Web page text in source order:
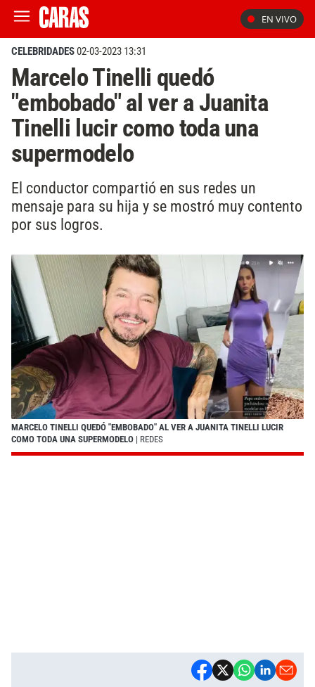
EN VIVO
CELEBRIDADES02-03-2023 13:31
Marcelo Tinelli quedó
"embobado" al ver a Juanita
Tinelli lucir como toda una
supermodelo
El conductor compartió en sus redes un
mensaje para su hija y se mostró muy contento
por sus logros.
MARCELO TINELLI QUEDÓ "EMBOBADO" AL VER A JUANITA TINELLI LUCIR
COMO TODA UNA SUPERMODELO | REDES